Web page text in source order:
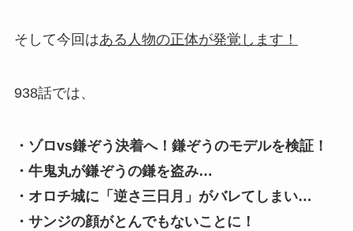
そして今回はある人物の正体が発覚します！
938話では、
・ゾロvs鎌ぞう決着へ！鎌ぞうのモデルを検証！
・牛鬼丸が鎌ぞうの鎌を盗み…
・オロチ城に「逆さ三日月」がバレてしまい…
・サンジの顔がとんでもないことに！